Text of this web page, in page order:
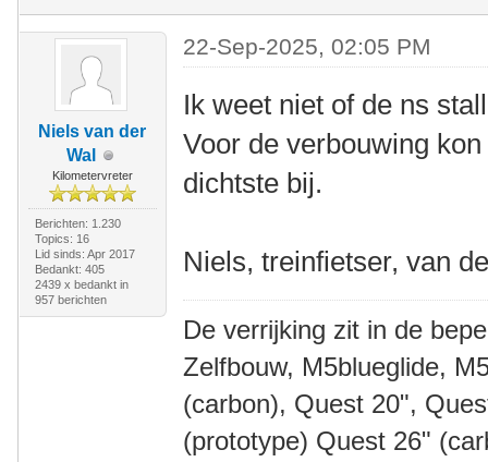
Niels van der
Wal
Kilometervreter
Berichten: 1.230
Topics: 16
Lid sinds: Apr 2017
Bedankt: 405
2439 x bedankt in
957 berichten
22-Sep-2025, 02:05 PM
Ik weet niet of de ns
Voor de verbouwing
dichtste bij.
Niels, treinfietser, van
De verrijking zit in de
Zelfbouw, M5blueglide,
(carbon), Quest 20",
(prototype) Quest 26"